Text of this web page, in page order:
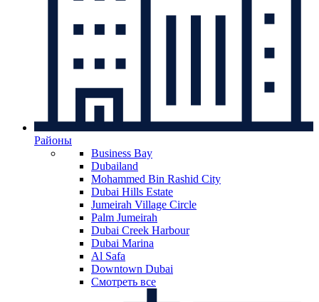
Районы
Business Bay
Dubailand
Mohammed Bin Rashid City
Dubai Hills Estate
Jumeirah Village Circle
Palm Jumeirah
Dubai Creek Harbour
Dubai Marina
Al Safa
Downtown Dubai
Смотреть все